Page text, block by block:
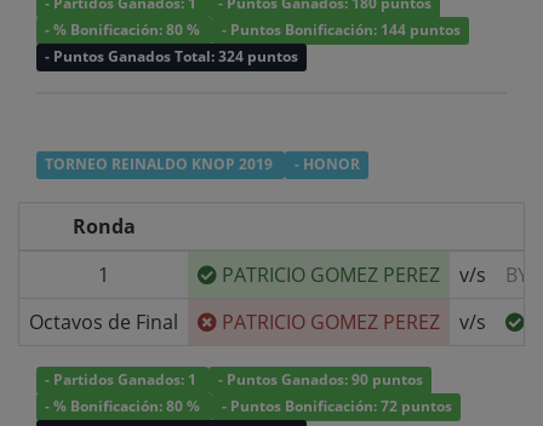
- % Bonificación: 80 %
- Puntos Bonificación: 144 puntos
- Puntos Ganados Total: 324 puntos
TORNEO REINALDO KNOP 2019 - HONOR
Ronda
1
PATRICIO GOMEZ PEREZ v/s
BYE
Octavos de Final
PATRICIO GOMEZ PEREZ v/s
- Partidos Ganados: 1
- Puntos Ganados: 90 puntos
- % Bonificación: 80 %
- Puntos Bonificación: 72 puntos